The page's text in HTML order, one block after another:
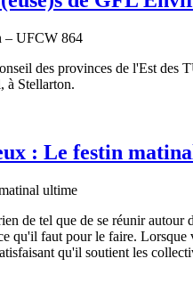
des provinces de l'Est des
à Stellarton.
: Le festin
de tel que de se réunir
qu'il faut pour le faire.
qu'il soutient les